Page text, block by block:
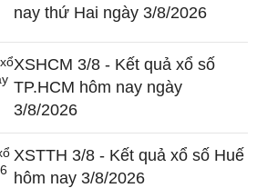
nay thứ Hai ngày 3/8/2026
XSHCM 3/8 - Kết quả xổ số
TP.HCM hôm nay ngày
3/8/2026
XSTTH 3/8 - Kết quả xổ số Huế
hôm nay 3/8/2026